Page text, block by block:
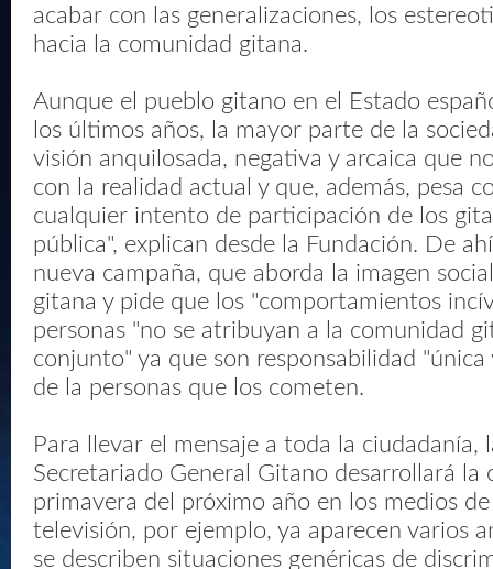
acabar con las generalizaciones, los
hacia la comunidad gitana.
Aunque el pueblo gitano en el Estado
los últimos años, la mayor parte de la
visión anquilosada, negativa y arcaica que
con la realidad actual y que, además, pesa
cualquier intento de participación de los
pública", explican desde la Fundación. De
nueva campaña, que aborda la imagen
gitana y pide que los "comportamientos
personas "no se atribuyan a la comunidad
conjunto" ya que son responsabilidad "única
de la personas que los cometen.
Para llevar el mensaje a toda la ciudadanía,
Secretariado General Gitano desarrollará la
primavera del próximo año en los medios
televisión, por ejemplo, ya aparecen varios
se describen situaciones genéricas de